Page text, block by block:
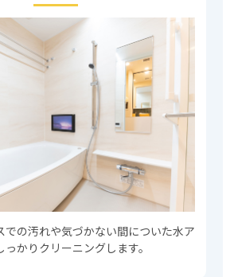
での汚れや気づかない間についた水ア
かりクリーニングします。